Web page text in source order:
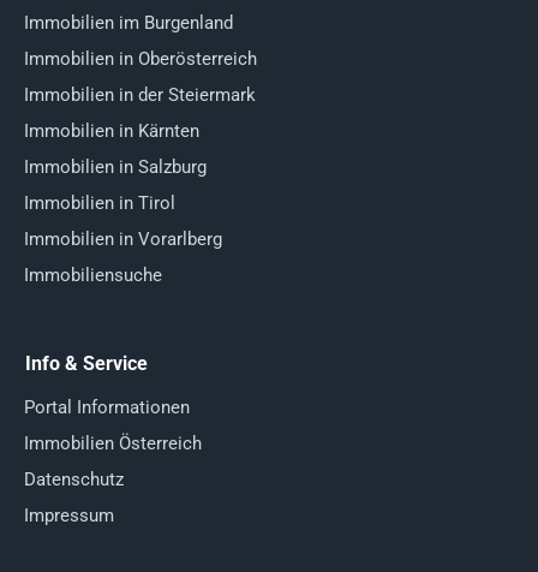
Immobilien im Burgenland
Immobilien in Oberösterreich
Immobilien in der Steiermark
Immobilien in Kärnten
Immobilien in Salzburg
Immobilien in Tirol
Immobilien in Vorarlberg
Immobiliensuche
Info & Service
Portal Informationen
Immobilien Österreich
Datenschutz
Impressum